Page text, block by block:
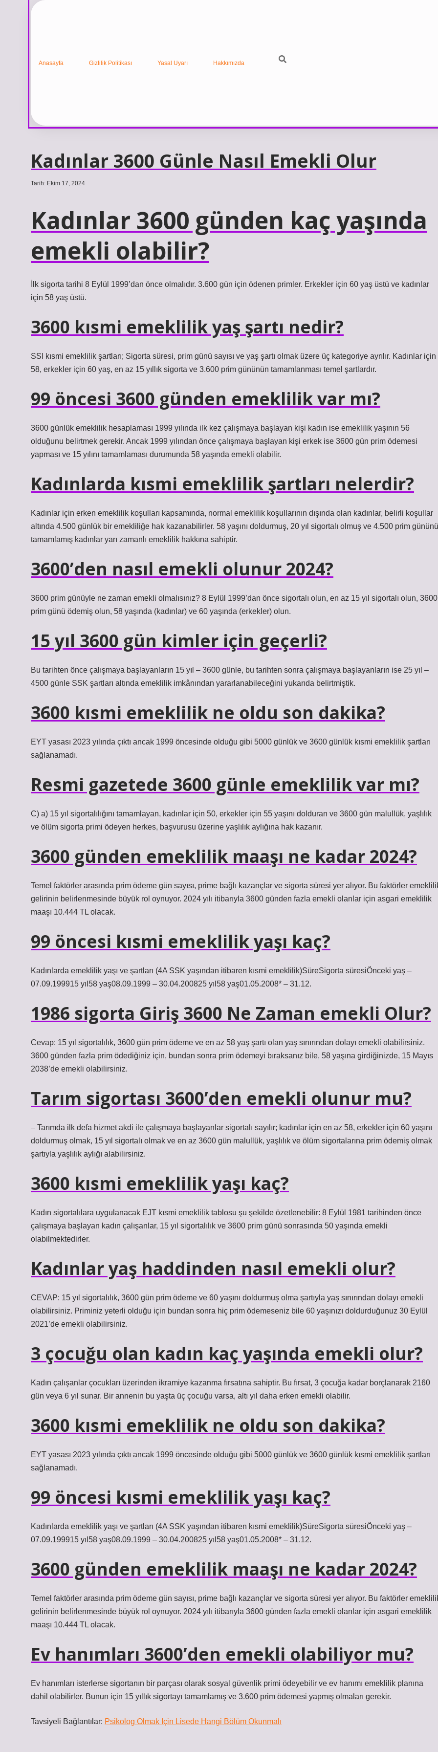
Anasayfa Gizlilik Politikası Yasal Uyarı Hakkımızda
Kadınlar 3600 Günle Nasıl Emekli Olur
Tarih: Ekim 17, 2024
Kadınlar 3600 günden kaç yaşında
emekli olabilir?
İlk sigorta tarihi 8 Eylül 1999’dan önce olmalıdır. 3.600 gün için ödenen primler. Erkekler için 60 yaş üstü ve kadınlar
için 58 yaş üstü.
3600 kısmi emeklilik yaş şartı nedir?
SSI kısmi emeklilik şartları; Sigorta süresi, prim günü sayısı ve yaş şartı olmak üzere üç kategoriye ayrılır. Kadınlar için
58, erkekler için 60 yaş, en az 15 yıllık sigorta ve 3.600 prim gününün tamamlanması temel şartlardır.
99 öncesi 3600 günden emeklilik var mı?
3600 günlük emeklilik hesaplaması 1999 yılında ilk kez çalışmaya başlayan kişi kadın ise emeklilik yaşının 56
olduğunu belirtmek gerekir. Ancak 1999 yılından önce çalışmaya başlayan kişi erkek ise 3600 gün prim ödemesi
yapması ve 15 yılını tamamlaması durumunda 58 yaşında emekli olabilir.
Kadınlarda kısmi emeklilik şartları nelerdir?
Kadınlar için erken emeklilik koşulları kapsamında, normal emeklilik koşullarının dışında olan kadınlar, belirli koşullar
altında 4.500 günlük bir emekliliğe hak kazanabilirler. 58 yaşını doldurmuş, 20 yıl sigortalı olmuş ve 4.500 prim gününü
tamamlamış kadınlar yarı zamanlı emeklilik hakkına sahiptir.
3600’den nasıl emekli olunur 2024?
3600 prim günüyle ne zaman emekli olmalısınız? 8 Eylül 1999’dan önce sigortalı olun, en az 15 yıl sigortalı olun, 3600
prim günü ödemiş olun, 58 yaşında (kadınlar) ve 60 yaşında (erkekler) olun.
15 yıl 3600 gün kimler için geçerli?
Bu tarihten önce çalışmaya başlayanların 15 yıl – 3600 günle, bu tarihten sonra çalışmaya başlayanların ise 25 yıl –
4500 günle SSK şartları altında emeklilik imkânından yararlanabileceğini yukarıda belirtmiştik.
3600 kısmi emeklilik ne oldu son dakika?
EYT yasası 2023 yılında çıktı ancak 1999 öncesinde olduğu gibi 5000 günlük ve 3600 günlük kısmi emeklilik şartları
sağlanamadı.
Resmi gazetede 3600 günle emeklilik var mı?
C) a) 15 yıl sigortalılığını tamamlayan, kadınlar için 50, erkekler için 55 yaşını dolduran ve 3600 gün malullük, yaşlılık
ve ölüm sigorta primi ödeyen herkes, başvurusu üzerine yaşlılık aylığına hak kazanır.
3600 günden emeklilik maaşı ne kadar 2024?
Temel faktörler arasında prim ödeme gün sayısı, prime bağlı kazançlar ve sigorta süresi yer alıyor. Bu faktörler
gelirinin belirlenmesinde büyük rol oynuyor. 2024 yılı itibarıyla 3600 günden fazla emekli olanlar için asgari emeklilik
maaşı 10.444 TL olacak.
99 öncesi kısmi emeklilik yaşı kaç?
Kadınlarda emeklilik yaşı ve şartları (4A SSK yaşından itibaren kısmi emeklilik)SüreSigorta süresiÖnceki yaş –
07.09.199915 yıl58 yaş08.09.1999 – 30.04.200825 yıl58 yaş01.05.2008* – 31.12.
1986 sigorta Giriş 3600 Ne Zaman emekli Olur?
Cevap: 15 yıl sigortalılık, 3600 gün prim ödeme ve en az 58 yaş şartı olan yaş sınırından dolayı emekli olabilirsiniz.
3600 günden fazla prim ödediğiniz için, bundan sonra prim ödemeyi bıraksanız bile, 58 yaşına girdiğinizde, 15 Mayıs
2038’de emekli olabilirsiniz.
Tarım sigortası 3600’den emekli olunur mu?
– Tarımda ilk defa hizmet akdi ile çalışmaya başlayanlar sigortalı sayılır; kadınlar için en az 58, erkekler için 60 yaşını
doldurmuş olmak, 15 yıl sigortalı olmak ve en az 3600 gün malullük, yaşlılık ve ölüm sigortalarına prim ödemiş olmak
şartıyla yaşlılık aylığı alabilirsiniz.
3600 kısmi emeklilik yaşı kaç?
Kadın sigortalılara uygulanacak EJT kısmi emeklilik tablosu şu şekilde özetlenebilir: 8 Eylül 1981 tarihinden önce
çalışmaya başlayan kadın çalışanlar, 15 yıl sigortalılık ve 3600 prim günü sonrasında 50 yaşında emekli
olabilmektedirler.
Kadınlar yaş haddinden nasıl emekli olur?
CEVAP: 15 yıl sigortalılık, 3600 gün prim ödeme ve 60 yaşını doldurmuş olma şartıyla yaş sınırından dolayı emekli
olabilirsiniz. Priminiz yeterli olduğu için bundan sonra hiç prim ödemeseniz bile 60 yaşınızı doldurduğunuz 30 Eylül
2021’de emekli olabilirsiniz.
3 çocuğu olan kadın kaç yaşında emekli olur?
Kadın çalışanlar çocukları üzerinden ikramiye kazanma fırsatına sahiptir. Bu fırsat, 3 çocuğa kadar borçlanarak 2160
gün veya 6 yıl sunar. Bir annenin bu yaşta üç çocuğu varsa, altı yıl daha erken emekli olabilir.
3600 kısmi emeklilik ne oldu son dakika?
EYT yasası 2023 yılında çıktı ancak 1999 öncesinde olduğu gibi 5000 günlük ve 3600 günlük kısmi emeklilik şartları
sağlanamadı.
99 öncesi kısmi emeklilik yaşı kaç?
Kadınlarda emeklilik yaşı ve şartları (4A SSK yaşından itibaren kısmi emeklilik)SüreSigorta süresiÖnceki yaş –
07.09.199915 yıl58 yaş08.09.1999 – 30.04.200825 yıl58 yaş01.05.2008* – 31.12.
3600 günden emeklilik maaşı ne kadar 2024?
Temel faktörler arasında prim ödeme gün sayısı, prime bağlı kazançlar ve sigorta süresi yer alıyor. Bu faktörler
gelirinin belirlenmesinde büyük rol oynuyor. 2024 yılı itibarıyla 3600 günden fazla emekli olanlar için asgari emeklilik
maaşı 10.444 TL olacak.
Ev hanımları 3600’den emekli olabiliyor mu?
Ev hanımları isterlerse sigortanın bir parçası olarak sosyal güvenlik primi ödeyebilir ve ev hanımı emeklilik planına
dahil olabilirler. Bunun için 15 yıllık sigortayı tamamlamış ve 3.600 prim ödemesi yapmış olmaları gerekir.
Tavsiyeli Bağlantılar: Psikolog Olmak Için Lisede Hangi Bölüm Okunmalı